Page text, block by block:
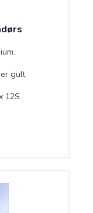
gult.
12S